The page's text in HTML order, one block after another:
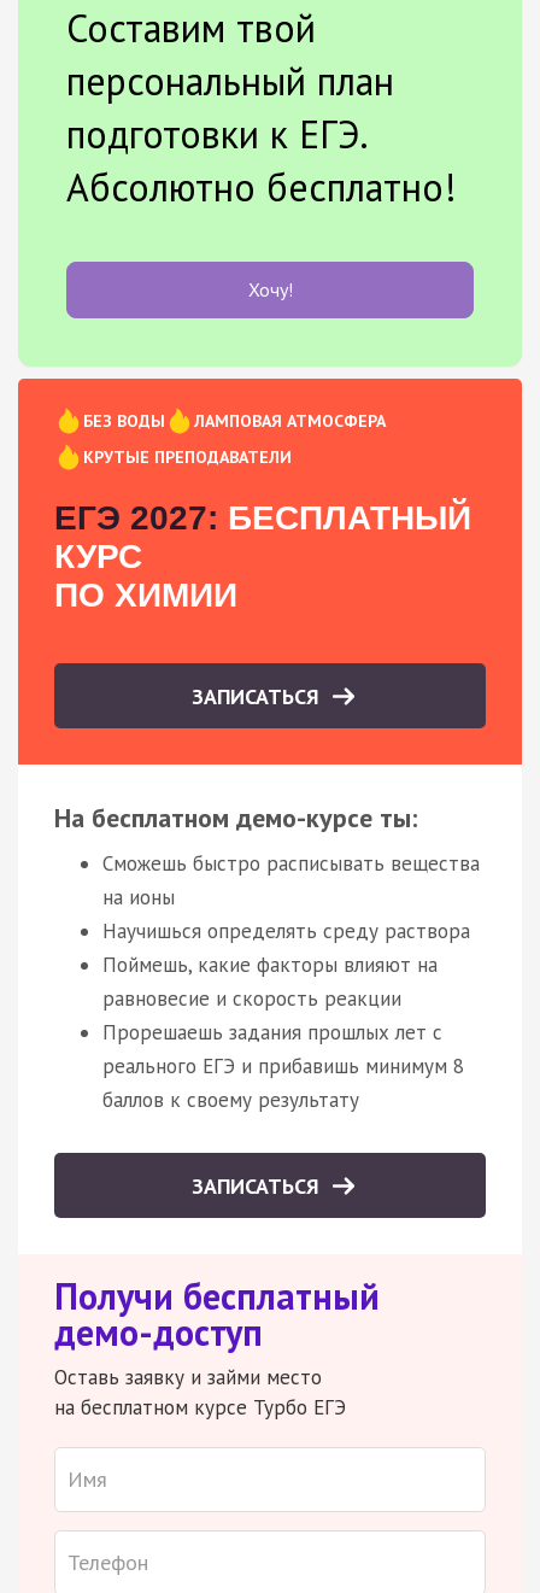
Составим твой
персональный план
подготовки к ЕГЭ.
Абсолютно бесплатно!
Хочу!
БЕЗ ВОДЫ
ЛАМПОВАЯ АТМОСФЕРА
КРУТЫЕ ПРЕПОДАВАТЕЛИ
ЕГЭ 2027: БЕСПЛАТНЫЙ
КУРС
ПО ХИМИИ
ЗАПИСАТЬСЯ
На бесплатном демо-курсе ты:
Сможешь быстро расписывать вещества
на ионы
Научишься определять среду раствора
Поймешь, какие факторы влияют на
равновесие и скорость реакции
Прорешаешь задания прошлых лет с
реального ЕГЭ и прибавишь минимум 8
баллов к своему результату
ЗАПИСАТЬСЯ
Получи бесплатный
демо-доступ
Оставь заявку и займи место
на бесплатном курсе Турбо ЕГЭ